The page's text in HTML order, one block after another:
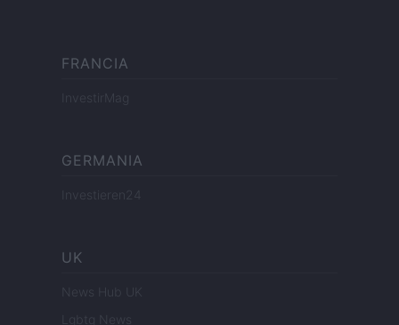
FRANCIA
InvestirMag
GERMANIA
Investieren24
UK
News Hub UK
Lgbtq News